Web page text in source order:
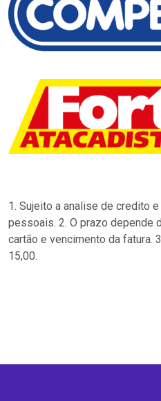
1. Sujeito a analise de credito
pessoais. 2. O prazo depende
cartão e vencimento da fatura.
15,00.